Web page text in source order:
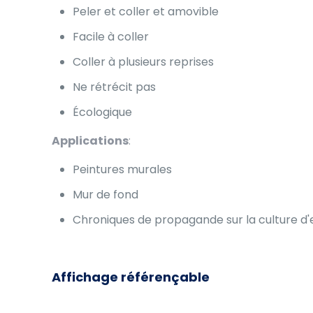
Peler et coller et amovible
Facile à coller
Coller à plusieurs reprises
Ne rétrécit pas
Écologique
Applications:
Peintures murales
Mur de fond
Chroniques de propagande sur la culture
Affichage référençable